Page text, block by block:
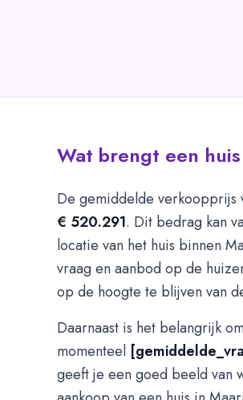
Wat brengt een
De gemiddelde verkoopprijs
€ 520.291. Dit bedrag kan
locatie van het huis binnen
vraag en aanbod op de
op de hoogte te blijven van
Daarnaast is het belangrijk
momenteel
geeft je een goed beeld van